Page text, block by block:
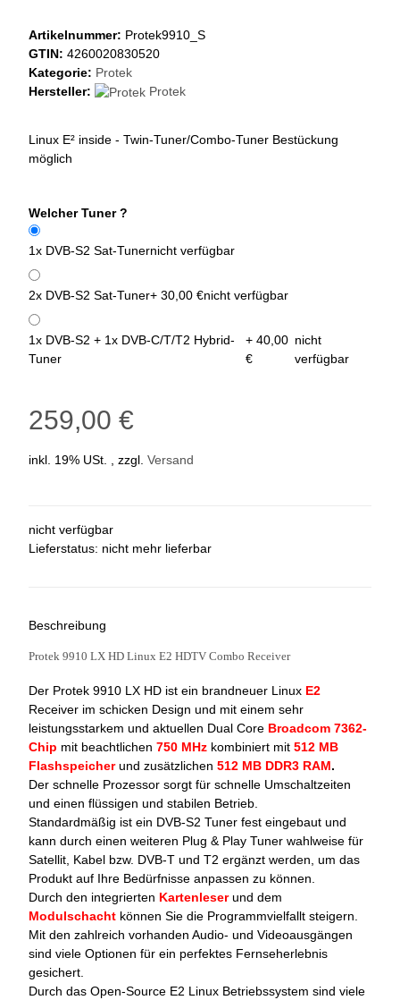
Artikelnummer: Protek9910_S
GTIN: 4260020830520
Kategorie: Protek
Hersteller:
Protek
Linux E² inside - Twin-Tuner/Combo-Tuner Bestückung
möglich
Welcher Tuner ?
1x DVB-S2 Sat-Tunernicht verfügbar
2x DVB-S2 Sat-Tuner+ 30,00 €nicht verfügbar
1x DVB-S2 + 1x DVB-C/T/T2 Hybrid-
Tuner
+ 40,00
€
nicht
verfügbar
259,00 €
inkl. 19% USt. , zzgl. Versand
nicht verfügbar
Lieferstatus: nicht mehr lieferbar
Beschreibung
Protek 9910 LX HD Linux E2 HDTV Combo Receiver
Der Protek 9910 LX HD ist ein brandneuer Linux E2
Receiver im schicken Design und mit einem sehr
leistungsstarkem und aktuellen Dual Core Broadcom 7362-
Chip mit beachtlichen 750 MHz kombiniert mit 512 MB
Flashspeicherund zusätzlichen 512 MB DDR3 RAM.
Der schnelle Prozessor sorgt für schnelle Umschaltzeiten
und einen flüssigen und stabilen Betrieb.
Standardmäßig ist ein DVB-S2 Tuner fest eingebaut und
kann durch einen weiteren Plug & Play Tuner wahlweise für
Satellit, Kabel bzw. DVB-T und T2 ergänzt werden, um das
Produkt auf Ihre Bedürfnisse anpassen zu können.
Durch den integrierten Kartenleserund dem
Modulschacht können Sie die Programmvielfallt steigern.
Mit den zahlreich vorhanden Audio- und Videoausgängen
sind viele Optionen für ein perfektes Fernseherlebnis
gesichert.
Durch das Open-Source E2 Linux Betriebssystem sind viele